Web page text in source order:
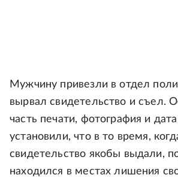
Мужчину привезли в отдел
вырвал свидетельство и съел.
часть печати, фотография и
установили, что в то время,
свидетельство якобы выдали,
находился в местах лишения